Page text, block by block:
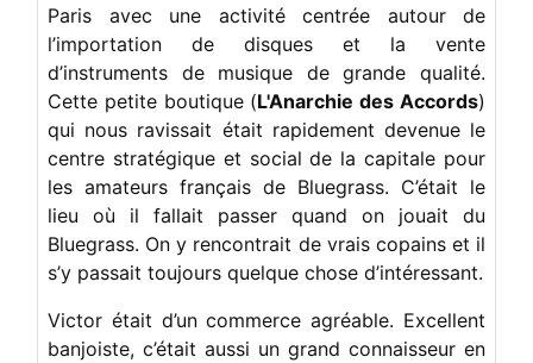
Paris avec une activité centrée autour de
l’importation de disques et la vente
d’instruments de musique de grande qualité.
Cette petite boutique (L'Anarchie des Accords)
qui nous ravissait était rapidement devenue le
centre stratégique et social de la capitale pour
les amateurs français de Bluegrass. C’était le
lieu où il fallait passer quand on jouait du
Bluegrass. On y rencontrait de vrais copains et il
s’y passait toujours quelque chose d’intéressant.
Victor était d’un commerce agréable. Excellent
banjoiste, c’était aussi un grand connaisseur en